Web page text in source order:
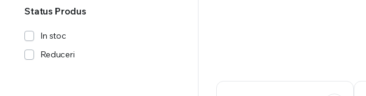
Status Produs
In stoc
Reduceri